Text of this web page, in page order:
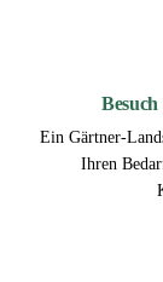
Ein Gärtner-
Ihren